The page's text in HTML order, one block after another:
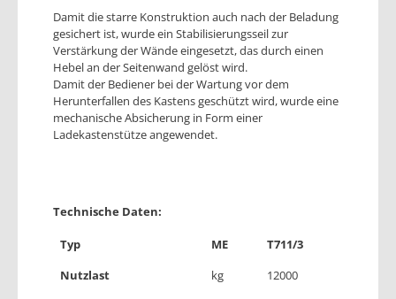
Damit die starre Konstruktion auch nach der Beladung
gesichert ist, wurde ein Stabilisierungsseil zur
Verstärkung der Wände eingesetzt, das durch einen
Hebel an der Seitenwand gelöst wird.
Damit der Bediener bei der Wartung vor dem
Herunterfallen des Kastens geschützt wird, wurde eine
mechanische Absicherung in Form einer
Ladekastenstütze angewendet.
Technische Daten:
Typ ME
T711/3
Nutzlast
kg
12000